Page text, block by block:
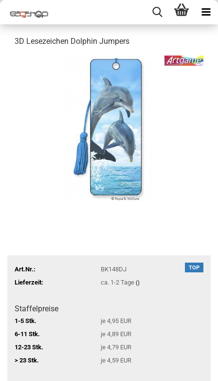
3D Lesezeichen Dolphin Jumpers
TOP
Art.Nr.:
BK148DJ
Lieferzeit:
ca. 1-2 Tage ()
Staffelpreise
1-5 Stk.
je 4,95 EUR
6-11 Stk.
je 4,89 EUR
12-23 Stk.
je 4,79 EUR
> 23 Stk.
je 4,59 EUR